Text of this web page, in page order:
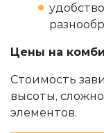
Цены на
Стоимость
высоты,
элементов.